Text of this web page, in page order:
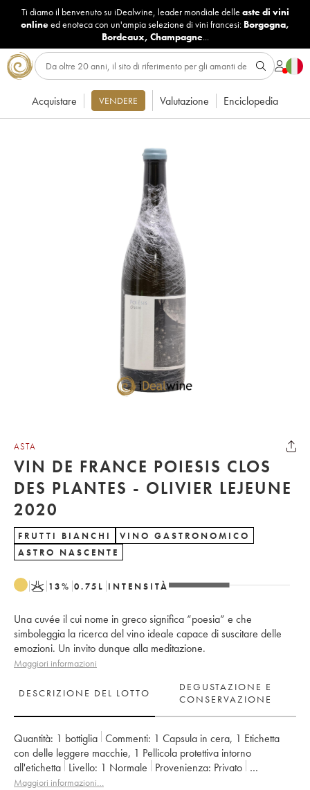
Ti diamo il benvenuto su iDealwine, leader mondiale delle aste di vini
onlineed enoteca con un'ampia selezione di vini francesi: Borgogna,
Bordeaux, Champagne...
Acquistare VENDERE Valutazione Enciclopedia
ASTA
VIN DE FRANCE POIESIS CLOS
DES PLANTES - OLIVIER LEJEUNE
2020
FRUTTI BIANCHI
VINO GASTRONOMICO
ASTRO NASCENTE
K 13% 0.75 L INTENSITÀ
Una cuvée il cui nome in greco significa “poesia” e che
simboleggia la ricerca del vino ideale capace di suscitare delle
emozioni. Un invito dunque alla meditazione.
Maggiori informazioni
DESCRIZIONE DEL LOTTO
DEGUSTAZIONE E
CONSERVAZIONE
Quantità: 1 bottiglia Commenti: 1 Capsula in cera, 1 Etichetta
con delle leggere macchie, 1 Pellicola protettiva intorno
all'etichetta Livello: 1 Normale Provenienza:
privato
IVA detraibile:
no
Maggiori informazioni…